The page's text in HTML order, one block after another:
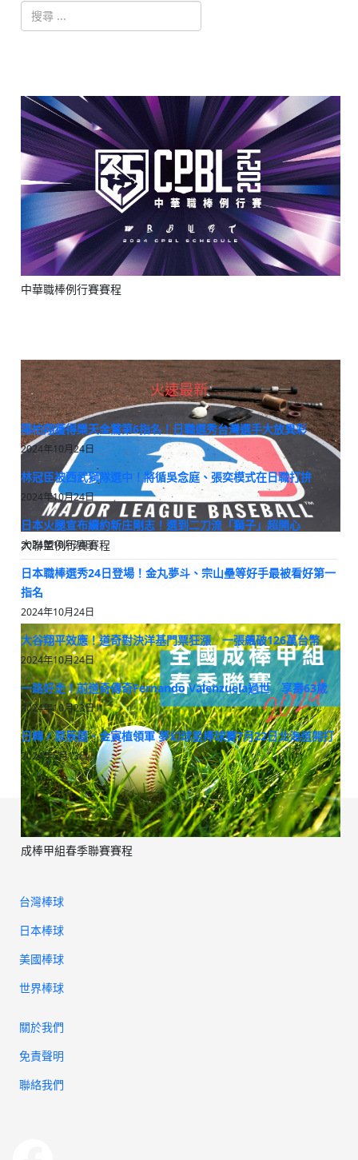
搜索
中華職棒例行賽賽程
大聯盟例行賽賽程
成棒甲組春季聯賽賽程
火速最新
陽柏翔獲得樂天金鷲第6指名！日職選秀台灣選手大放異彩
2024年10月24日
林冠臣被西武獅隊選中！將循吳念庭、張奕模式在日職打拚
2024年10月24日
日本火腿宣布續約新庄剛志！選到二刀流「獅子」超開心
2024年10月24日
日本職棒選秀24日登場！金丸夢斗、宗山壘等好手最被看好第一
指名
2024年10月24日
大谷翔平效應！道奇對決洋基門票狂漲 一張飆破126萬台幣
2024年10月24日
一路好走！前道奇傳奇Fernando Valenzuela過世 享壽63歲
2024年10月23日
日韓 / 原辰德、金寅植領軍 夢幻球星棒球賽7月22日北海道開打
2024年5月13日
台灣棒球
日本棒球
美國棒球
世界棒球
關於我們
免責聲明
聯絡我們